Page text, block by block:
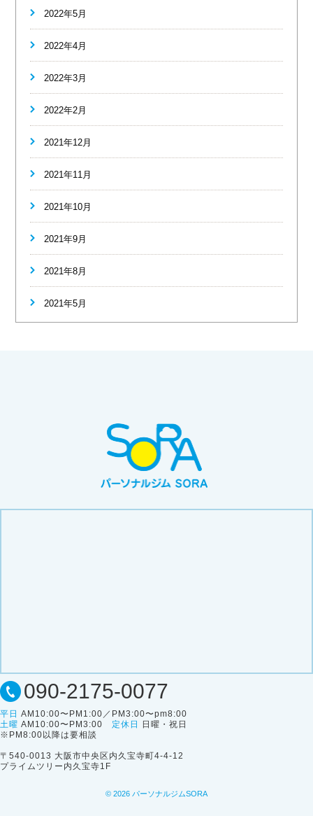
2022年5月
2022年4月
2022年3月
2022年2月
2021年12月
2021年11月
2021年10月
2021年9月
2021年8月
2021年5月
090-2175-0077
平日 AM10:00〜PM1:00／PM3:00〜pm8:00
土曜 AM10:00〜PM3:00 定休日
日曜・祝日
※PM8:00以降は要相談
〒540-0013 大阪市中央区内久宝寺町4-4-12
プライムツリー内久宝寺1F
© 2026 パーソナルジムSORA